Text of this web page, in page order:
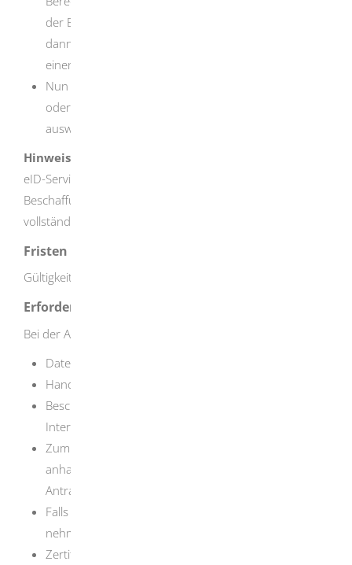
der Berechtigungszertifikate wählen und können
dann auf Basis des positiven Berechtigungsbescheids
einen Vertrag abschließen.
Nun können Sie einen eigenen eID-Server betreiben
oder einen Dienstleister als eID-Service-Provider
auswählen.
Hinweis
eID-Service-Anbieter können Sie kostenpflichtig bei der
Beschaffung der Zertifikate unterstützen und die
vollständige Infrastruktur zur Verfügung stellen.
Fristen
Gültigkeit des Berechtigungszertifikates: 3 Jahre
Erforderliche Unterlagen
Bei der Antragstellung müssen Sie einreichen:
Datenschutzerklärung
Handelsregisterauszug (nur für E-Business)
Beschreibung des dem Antrag zu Grunde liegenden
Interesses an einer Berechtigung
Zum Verständnis können Sie Ihren Geschäftsprozess
anhand eines Flussdiagramms darstellen und dem
Antrag beifügen.
Falls Sie einen technischen Dienstleister in Anspruch
nehmen, fügen Sie bitte den Vertrag hinzu.
Zertifikat des Bundesamtes für